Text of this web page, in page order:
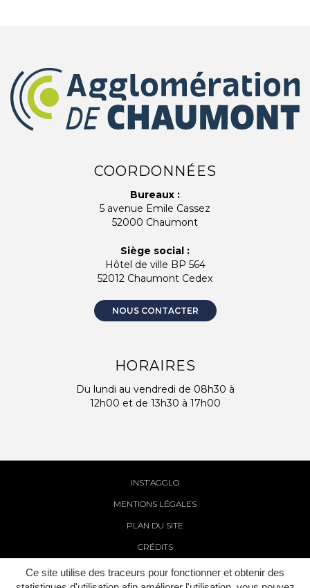
Ce site utilise des traceurs pour fonctionner et obtenir des
COORDONNÉES
Bureaux :
5 avenue Emile Cassez
52000 Chaumont
Siège social :
Hôtel de ville BP 564
52012 Chaumont Cedex
NOUS CONTACTER
HORAIRES
Du lundi au vendredi de 08h30 à
12h00 et de 13h30 à 17h00
INST’AGGLO
MENTIONS LÉGALES
PLAN DU SITE
CRÉDITS